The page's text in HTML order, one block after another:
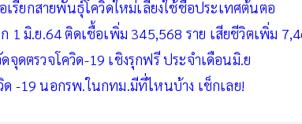
เรียกสายพันธุ์โควิดใหม่เลี่ยงใช้ชื่อประเทศต้นตอ
1 มิ.ย.64 ติดเชื้อเพิ่ม 345,568 ราย เสียชีวิตเพิ่ม
จุดตรวจโควิด-19 เชิงรุกฟรี ประจำเดือนมิ.ย
-19 นอกรพ.ในกทม.มีที่ไหนบ้าง เช็กเลย!